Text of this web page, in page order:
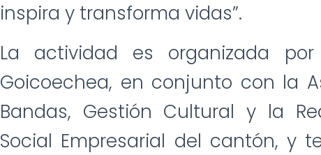
inspira y transforma vidas”.
La actividad es organizada
Goicoechea, en conjunto con la
Bandas, Gestión Cultural y la
Social Empresarial del cantón, y